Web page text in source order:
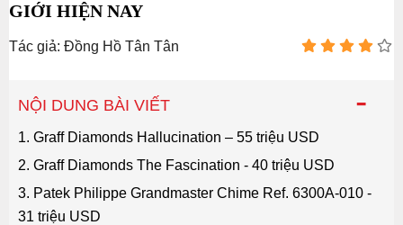
GIỚI HIỆN NAY
Tác giả: Đồng Hồ Tân Tân
-
NỘI DUNG BÀI VIẾT
1. Graff Diamonds Hallucination – 55 triệu USD
2. Graff Diamonds The Fascination - 40 triệu USD
3. Patek Philippe Grandmaster Chime Ref. 6300A-010 -
31 triệu USD